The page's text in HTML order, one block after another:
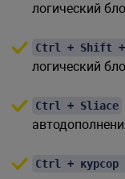
логический
Ctrl + Shift +
логический
Ctrl + Sliace
Ctrl + курсор